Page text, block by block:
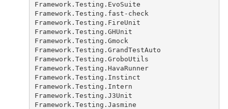
Framework.Testing.EvoSuite
Framework.Testing.fast-check
Framework.Testing.FireUnit
Framework.Testing.GHUnit
Framework.Testing.Gmock
Framework.Testing.GrandTestAuto
Framework.Testing.GroboUtils
Framework.Testing.HavaRunner
Framework.Testing.Instinct
Framework.Testing.Intern
Framework.Testing.J3Unit
Framework.Testing.Jasmine